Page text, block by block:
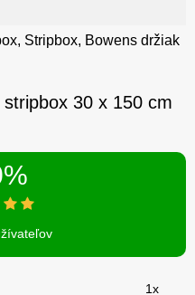
Stripbox, Bowens držiak
30 x 150 cm
1x